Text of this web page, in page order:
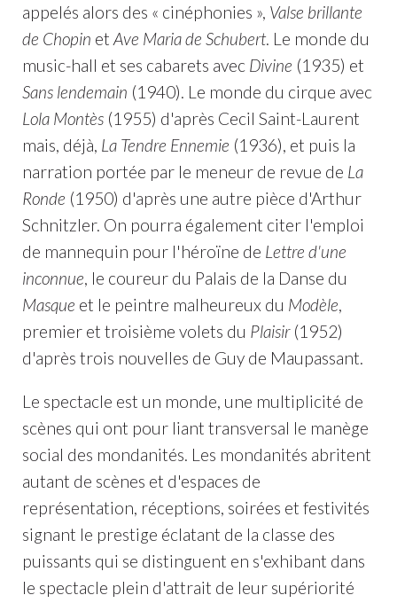
appelés alors des « cinéphonies », Valse brillante
de Chopin et Ave Maria de Schubert. Le monde du
music-hall et ses cabarets avec Divine (1935) et
Sans lendemain (1940). Le monde du cirque avec
Lola Montès (1955) d'après Cecil Saint-Laurent
mais, déjà, La Tendre Ennemie (1936), et puis la
narration portée par le meneur de revue de La
Ronde (1950) d'après une autre pièce d'Arthur
Schnitzler. On pourra également citer l'emploi
de mannequin pour l'héroïne de Lettre d'une
inconnue, le coureur du Palais de la Danse du
Masque et le peintre malheureux du Modèle,
premier et troisième volets du Plaisir (1952)
d'après trois nouvelles de Guy de Maupassant.
Le spectacle est un monde, une multiplicité de
scènes qui ont pour liant transversal le manège
social des mondanités. Les mondanités abritent
autant de scènes et d'espaces de
représentation, réceptions, soirées et festivités
signant le prestige éclatant de la classe des
puissants qui se distinguent en s'exhibant dans
le spectacle plein d'attrait de leur supériorité